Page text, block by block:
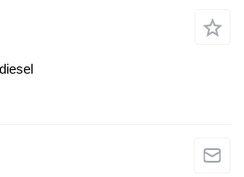
diesel